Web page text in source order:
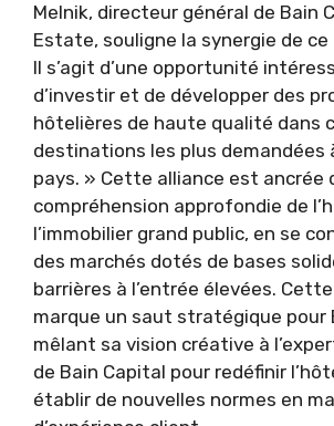
Melnik, directeur général de Bain
Estate, souligne la synergie de
Il s’agit d’une opportunité
d’investir et de développer des
hôtelières de haute qualité dans
destinations les plus demandées
pays. » Cette alliance est ancrée
compréhension approfondie de
l’immobilier grand public, en se
des marchés dotés de bases
barrières à l’entrée élevées.
marque un saut stratégique pour
mêlant sa vision créative à
de Bain Capital pour redéfinir
établir de nouvelles normes en